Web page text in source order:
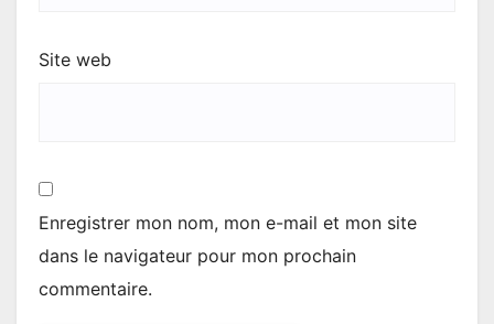
Site web
Enregistrer mon nom, mon e-mail et mon site
dans le navigateur pour mon prochain
commentaire.